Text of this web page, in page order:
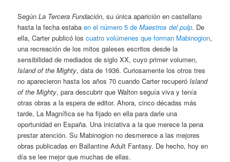
SegúnLa Tercera Fundación, su única aparición en castellano
hasta la fecha estabaen el número 5 deMaestros del pulp. De
ella, Carter publicó loscuatro volúmenes que forman Mabinogion,
una recreación de los mitos galeses escritos desde la
sensibilidad de mediados de siglo XX, cuyo primer volumen,
Island of the Mighty, data de 1936. Curiosamente los otros tres
no aparecieron hasta los años 70 cuando Carter recuperó Island
of the Mighty, para descubrir que Walton seguía viva y tenía
otras obras a la espera de editor. Ahora, cinco décadas más
tarde, La Magnífica se ha fijado en ella para darle una
oportunidad en España. Una iniciativa a la que merece la pena
prestar atención. Su Mabinogion no desmerece a las mejores
obras publicadas en Ballantine Adult Fantasy. De hecho, hoy en
día se lee mejor que muchas de ellas.